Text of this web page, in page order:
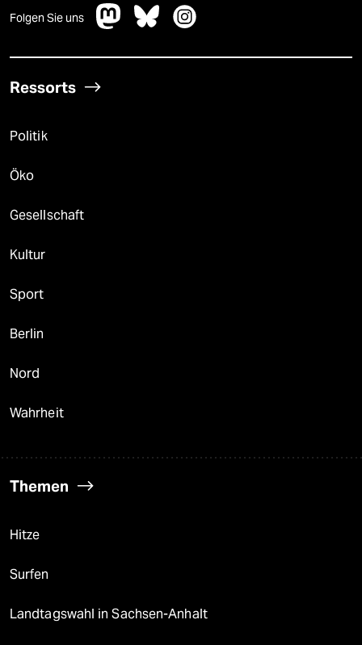
Folgen Sie uns
Ressorts
Politik
Öko
Gesellschaft
Kultur
Sport
Berlin
Nord
Wahrheit
Themen
Hitze
Surfen
Landtagswahl in Sachsen-Anhalt